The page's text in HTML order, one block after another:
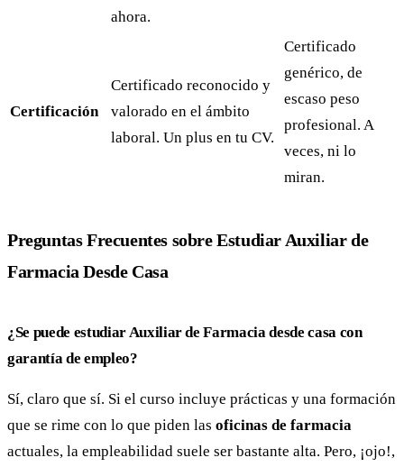
ahora.
Certificación
Certificado reconocido y
valorado en el ámbito
laboral. Un plus en tu CV.
Certificado
genérico, de
escaso peso
profesional. A
veces, ni lo
miran.
Preguntas Frecuentes sobre Estudiar Auxiliar de
Farmacia Desde Casa
¿Se puede estudiar Auxiliar de Farmacia desde casa con
garantía de empleo?
Sí, claro que sí. Si el curso incluye prácticas y una formación
que se rime con lo que piden las oficinas de farmacia
actuales, la empleabilidad suele ser bastante alta. Pero, ¡ojo!,